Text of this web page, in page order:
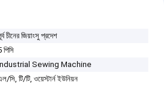
চীনের জিয়াংসু প্রদেশ
পিসি
Sewing Machine
সি, টি/টি, ওয়েস্টার্ন ইউনিয়ন